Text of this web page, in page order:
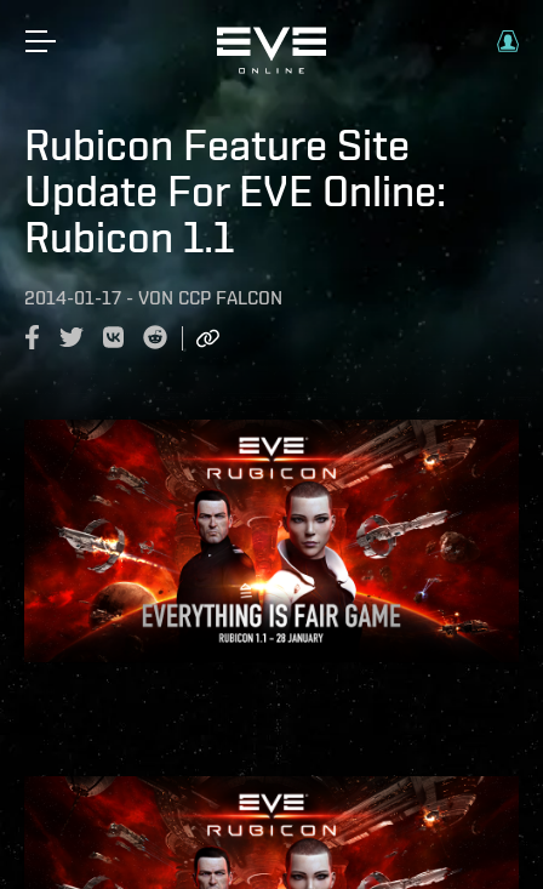
Rubicon Feature Site
Update For EVE Online:
Rubicon 1.1
2014-01-17 - VON CCP FALCON